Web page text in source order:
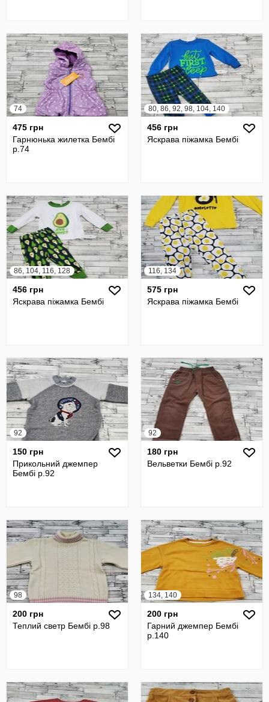
74
475 грн
Гарнюнька жилетка Бембі
р.74
80, 86, 92, 98, 104, 140
456 грн
Яскрава піжамка Бембі
86, 104, 116, 128
456 грн
Яскрава піжамка Бембі
116, 134
575 грн
Яскрава піжамка Бембі
92
150 грн
Прикольний джемпер
Бембі р.92
92
180 грн
Вельветки Бембі р.92
98
200 грн
Теплий светр Бембі р.98
134, 140
200 грн
Гарний джемпер Бембі
р.140